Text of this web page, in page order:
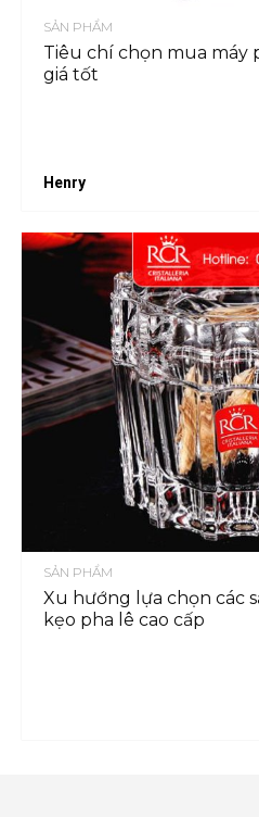
SẢN PHẨM
Tiêu chí chọn mua máy
giá tốt
Henry
SẢN PHẨM
Xu hướng lựa chọn các
kẹo pha lê cao cấp